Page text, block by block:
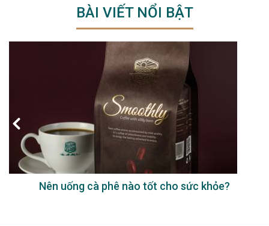
BÀI VIẾT NỔI BẬT
Nên uống cà phê nào tốt cho sức khỏe?